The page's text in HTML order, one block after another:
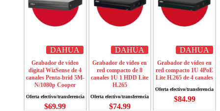
DAHUA
Grabador de vídeo
digital WizSense de 4
canales Penta-brid 5M-
N/1080p Cooper
$69.99
DAHUA
Grabador de vídeo en
red compacto de 8
canales 1U 1 HDD Lite
H.265
$74.99
DAHUA
Grabador de vídeo en
red compacto 1U 4PoE
Lite H.265 de 4 canales
$84.99